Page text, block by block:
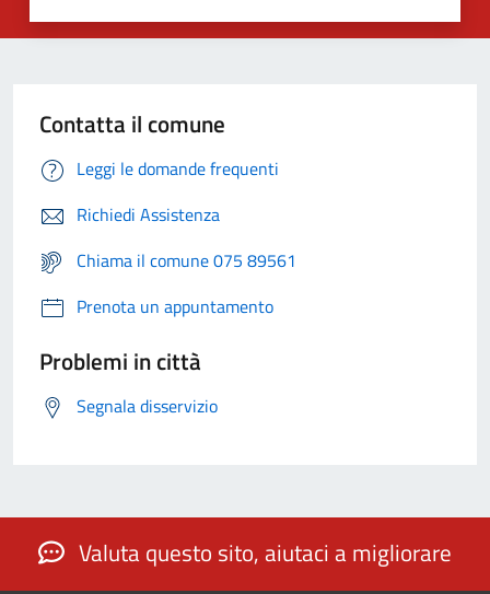
Contatta il comune
Leggi le domande frequenti
Richiedi Assistenza
Chiama il comune 075 89561
Prenota un appuntamento
Problemi in città
Segnala disservizio
Valuta questo sito, aiutaci a migliorare